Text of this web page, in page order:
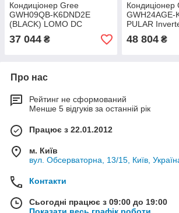
Кондиціонер Gree
GWH09QB-K6DND2E
(BLACK) LOMO DC
inverter
37 044 ₴
Кондиціонер
GWH24AGE-
PULAR
48 804₴
Про нас
Рейтинг не сформований
Менше 5 відгуків за останній рік
Працює з 22.01.2012
м. Київ
вул. Обсерваторна, 13/15, Київ,
Контакти
Сьогодні працює з 09:00 до 19:00